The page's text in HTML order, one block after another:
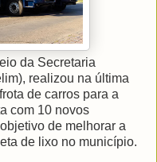
da Secretaria
realizou na última
de carros para a
com 10 novos
de melhorar a
de lixo no município.